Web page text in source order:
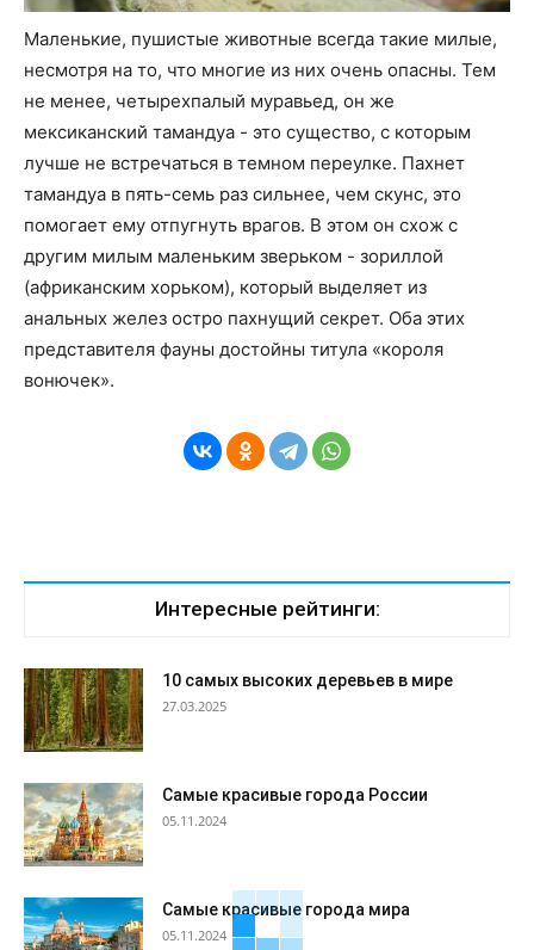
Маленькие, пушистые животные всегда такие милые,
несмотря на то, что многие из них очень опасны. Тем
не менее, четырехпалый муравьед, он же
мексиканский тамандуа - это существо, с которым
лучше не встречаться в темном переулке. Пахнет
тамандуа в пять-семь раз сильнее, чем скунс, это
помогает ему отпугнуть врагов. В этом он схож с
другим милым маленьким зверьком - зориллой
(африканским хорьком), который выделяет из
анальных желез остро пахнущий секрет. Оба этих
представителя фауны достойны титула «короля
вонючек».
Интересные рейтинги:
10 самых высоких деревьев в мире
27.03.2025
Самые красивые города России
05.11.2024
Самые красивые города мира
05.11.2024